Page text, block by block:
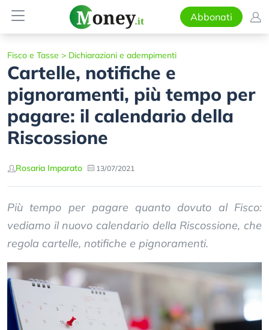
Abbonati
Fisco e Tasse > Dichiarazioni e adempimenti
Cartelle, notifiche e
pignoramenti, più tempo per
pagare: il calendario della
Riscossione
Rosaria Imparato 13/07/2021
Più tempo per pagare quanto dovuto al Fisco:
vediamo il nuovo calendario della Riscossione, che
regola cartelle, notifiche e pignoramenti.